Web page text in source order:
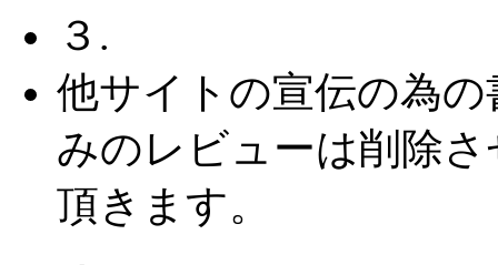
３.
他サイトの宣伝の為の
みのレビューは削除さ
頂きます。